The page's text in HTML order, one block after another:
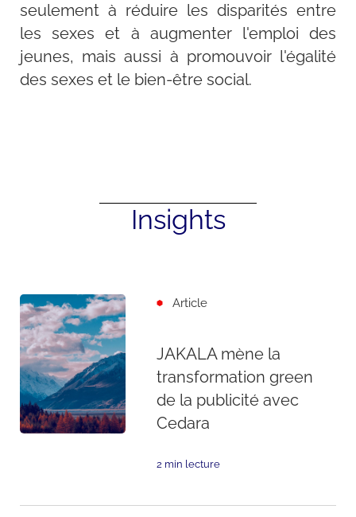
seulement à réduire les disparités entre
les sexes et à augmenter l'emploi des
jeunes, mais aussi à promouvoir l'égalité
des sexes et le bien-être social.
Insights
Article
JAKALA mène la
transformation green
de la publicité avec
Cedara
2 min lecture